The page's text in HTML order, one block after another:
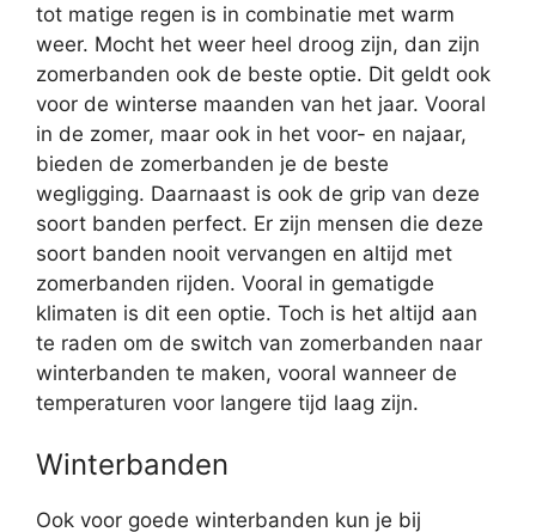
tot matige regen is in combinatie met warm
weer. Mocht het weer heel droog zijn, dan zijn
zomerbanden ook de beste optie. Dit geldt ook
voor de winterse maanden van het jaar. Vooral
in de zomer, maar ook in het voor- en najaar,
bieden de zomerbanden je de beste
wegligging. Daarnaast is ook de grip van deze
soort banden perfect. Er zijn mensen die deze
soort banden nooit vervangen en altijd met
zomerbanden rijden. Vooral in gematigde
klimaten is dit een optie. Toch is het altijd aan
te raden om de switch van zomerbanden naar
winterbanden te maken, vooral wanneer de
temperaturen voor langere tijd laag zijn.
Winterbanden
Ook voor goede winterbanden kun je bij